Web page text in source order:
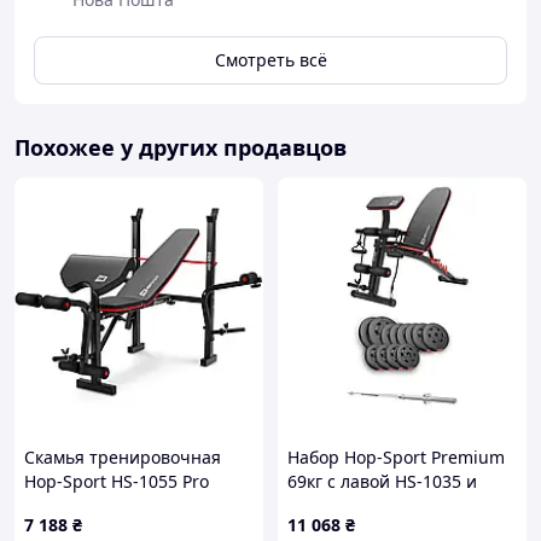
Обивка выполнена из высококачественного ПВХ и
заполнена пенополиуретаном-эти материалы идеально
Скамья для упражнений фирмы WCG была изготовлена
Смотреть всё
Похожее у других продавцов
Скамья тренировочная
Hop-Sport HS-1055 Pro
7 188 ₴
Набор Hop-Sport Premium
69кг с лавой HS-1035 и
11 068 ₴